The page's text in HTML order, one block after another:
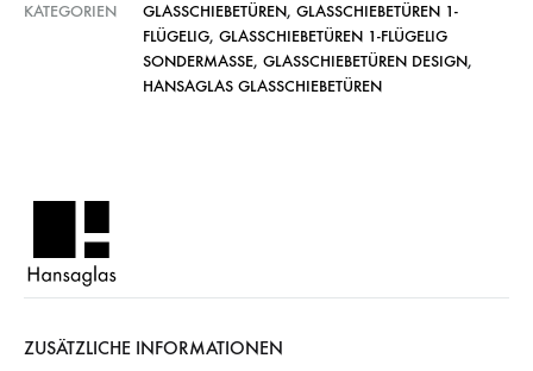
KATEGORIEN
GLASSCHIEBETÜREN, GLASSCHIEBETÜREN 1-
FLÜGELIG, GLASSCHIEBETÜREN 1-FLÜGELIG
SONDERMASSE , GLASSCHIEBETÜREN DESIGN,
HANSAGLAS GLASSCHIEBETÜREN
ZUSÄTZLICHE INFORMATIONEN